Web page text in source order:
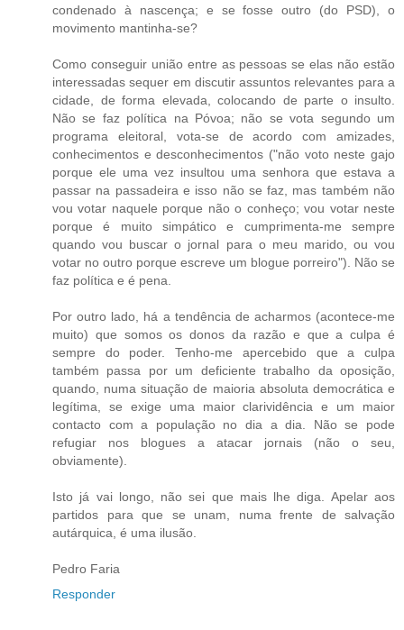
condenado à nascença; e se fosse outro (do PSD), o
movimento mantinha-se?
Como conseguir união entre as pessoas se elas não estão
interessadas sequer em discutir assuntos relevantes para a
cidade, de forma elevada, colocando de parte o insulto.
Não se faz política na Póvoa; não se vota segundo um
programa eleitoral, vota-se de acordo com amizades,
conhecimentos e desconhecimentos ("não voto neste gajo
porque ele uma vez insultou uma senhora que estava a
passar na passadeira e isso não se faz, mas também não
vou votar naquele porque não o conheço; vou votar neste
porque é muito simpático e cumprimenta-me sempre
quando vou buscar o jornal para o meu marido, ou vou
votar no outro porque escreve um blogue porreiro"). Não se
faz política e é pena.
Por outro lado, há a tendência de acharmos (acontece-me
muito) que somos os donos da razão e que a culpa é
sempre do poder. Tenho-me apercebido que a culpa
também passa por um deficiente trabalho da oposição,
quando, numa situação de maioria absoluta democrática e
legítima, se exige uma maior clarividência e um maior
contacto com a população no dia a dia. Não se pode
refugiar nos blogues a atacar jornais (não o seu,
obviamente).
Isto já vai longo, não sei que mais lhe diga. Apelar aos
partidos para que se unam, numa frente de salvação
autárquica, é uma ilusão.
Pedro Faria
Responder